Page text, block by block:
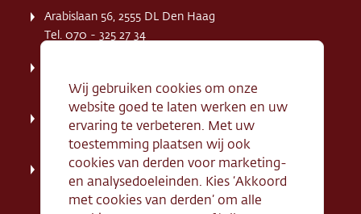
Arabislaan 56, 2555 DL Den Haag
Tel. 070 - 325 27 34
Tel. 070 - 324 94 09
Kerkstraat 71, 2242 HD Wassenaar
Tel. 070 - 517 95 07
Dorpsstraat 134, 2712 AN Zoetermeer
Tel. 079 - 316 78 95
Wij gebruiken cookies om onze
website goed te laten werken en uw
ervaring te verbeteren. Met uw
toestemming plaatsen wij ook
cookies van derden voor marketing-
en analysedoeleinden. Kies ‘Akkoord
met cookies van derden’ om alle